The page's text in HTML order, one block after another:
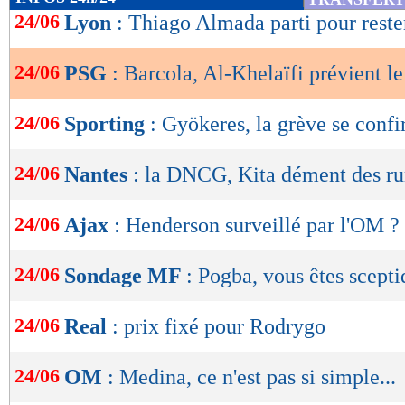
de
lecture
OK
24/06 Lyon : Thiago Almada parti pour
24/06 PSG : Barcola, Al-Khelaïfi prévient
24/06 Sporting : Gyökeres, la grève se
24/06 Nantes : la DNCG, Kita dément des
24/06 Ajax : Henderson surveillé par l'OM ?
24/06 Sondage MF : Pogba, vous êtes
24/06 Real : prix fixé pour Rodrygo
24/06 OM : Medina, ce n'est pas si simple...